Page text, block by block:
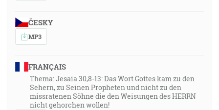
ČESKY
MP3
FRANÇAIS
Thema: Jesaia 30,8-13: Das Wort Gottes kam zu den
Sehern, zu Seinen Propheten und nicht zu den
missratenen Söhne die den Weisungen des HERRN
nicht gehorchen wollen!